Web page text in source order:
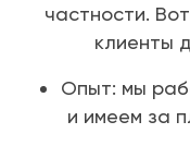
частности.
клиенты
Опыт: мы
и имеем за